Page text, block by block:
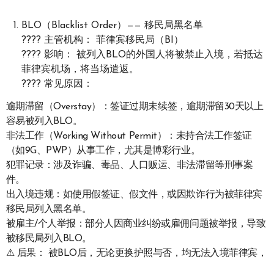
BLO（Blacklist Order）—— 移民局黑名单
???? 主管机构： 菲律宾移民局（BI）
???? 影响： 被列入BLO的外国人将被禁止入境，若抵达
菲律宾机场，将当场遣返。
???? 常见原因：
逾期滞留（Overstay）：签证过期未续签，逾期滞留30天以上
容易被列入BLO。
非法工作（Working Without Permit）：未持合法工作签证
（如9G、PWP）从事工作，尤其是博彩行业。
犯罪记录：涉及诈骗、毒品、人口贩运、非法滞留等刑事案
件。
出入境违规：如使用假签证、假文件，或因欺诈行为被菲律宾
移民局列入黑名单。
被雇主/个人举报：部分人因商业纠纷或雇佣问题被举报，导致
被移民局列入BLO。
⚠ 后果： 被BLO后，无论更换护照与否，均无法入境菲律宾，